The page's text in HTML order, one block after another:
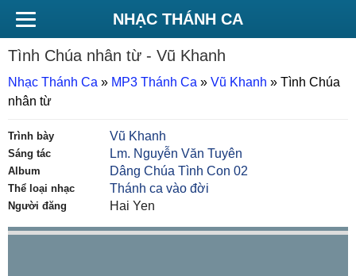
NHẠC THÁNH CA
Tình Chúa nhân từ - Vũ Khanh
Nhạc Thánh Ca » MP3 Thánh Ca » Vũ Khanh » Tình Chúa
nhân từ
Trình bày Vũ Khanh
Sáng tác Lm. Nguyễn Văn Tuyên
Album Dâng Chúa Tình Con 02
Thể loại nhạc Thánh ca vào đời
Người đăng Hai Yen